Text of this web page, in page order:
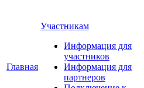
Главная
Участникам
Информация для
участников
Информация для
партнеров